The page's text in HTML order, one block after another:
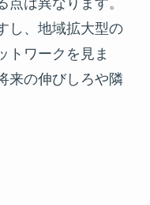
し、地域拡大型の
トワークを見ま
来の伸びしろや隣